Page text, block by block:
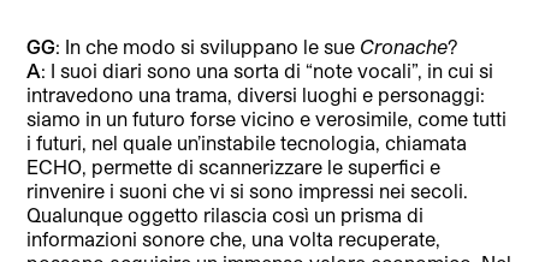
GG: In che modo si sviluppano le sue Cronache?
A: I suoi diari sono una sorta di “note vocali”, in cui si
intravedono una trama, diversi luoghi e personaggi:
siamo in un futuro forse vicino e verosimile, come tutti
i futuri, nel quale un’instabile tecnologia, chiamata
ECHO, permette di scannerizzare le superfici e
rinvenire i suoni che vi si sono impressi nei secoli.
Qualunque oggetto rilascia così un prisma di
informazioni sonore che, una volta recuperate,